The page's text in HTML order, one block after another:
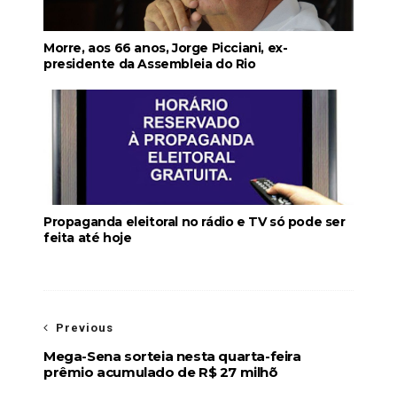
Morre, aos 66 anos, Jorge Picciani, ex-
presidente da Assembleia do Rio
Propaganda eleitoral no rádio e TV só pode ser
feita até hoje
Previous
Mega-Sena sorteia nesta quarta-feira
prêmio acumulado de R$ 27 milhõ